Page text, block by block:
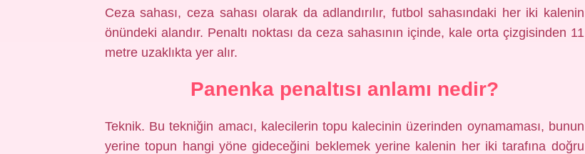
Ceza sahası, ceza sahası olarak da adlandırılır, futbol sahasındaki her iki kalenin
önündeki alandır. Penaltı noktası da ceza sahasının içinde, kale orta çizgisinden 11
metre uzaklıkta yer alır.
Panenka penaltısı anlamı nedir?
Teknik. Bu tekniğin amacı, kalecilerin topu kalecinin üzerinden oynamaması, bunun
yerine topun hangi yöne gideceğini beklemek yerine kalenin her iki tarafına doğru